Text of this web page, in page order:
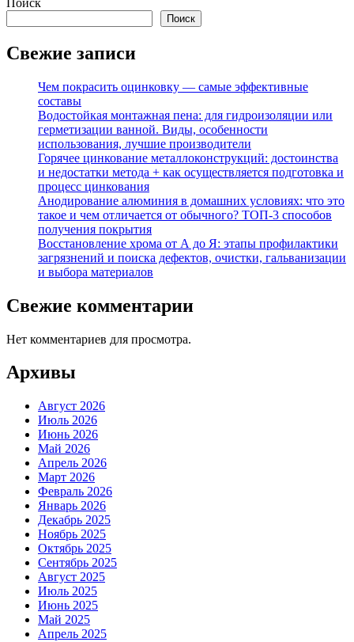
Поиск
Свежие записи
Чем покрасить оцинковку — самые эффективные
составы
Водостойкая монтажная пена: для гидроизоляции или
герметизации ванной. Виды, особенности
использования, лучшие производители
Горячее цинкование металлоконструкций: достоинства
и недостатки метода + как осуществляется подготовка и
процесс цинкования
Анодирование алюминия в домашних условиях: что это
такое и чем отличается от обычного? ТОП-3 способов
получения покрытия
Восстановление хрома от А до Я: этапы профилактики
загрязнений и поиска дефектов, очистки, гальванизации
и выбора материалов
Свежие комментарии
Нет комментариев для просмотра.
Архивы
Август 2026
Июль 2026
Июнь 2026
Май 2026
Апрель 2026
Март 2026
Февраль 2026
Январь 2026
Декабрь 2025
Ноябрь 2025
Октябрь 2025
Сентябрь 2025
Август 2025
Июль 2025
Июнь 2025
Май 2025
Апрель 2025